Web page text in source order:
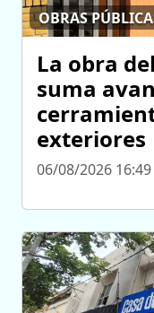
OBRAS
La obra
suma
exteriores
06/08/2026 16:49